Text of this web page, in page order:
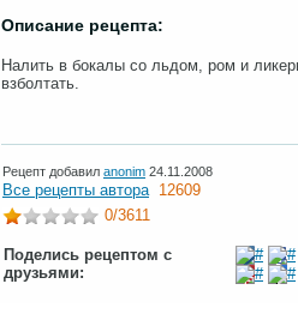
Описание рецепта:
Налить в бокалы со льдом, ром и
взболтать.
Рецепт добавил anonim 24.11.2008
Все рецепты автора 12609
0/3611
Поделись рецептом с
друзьями: